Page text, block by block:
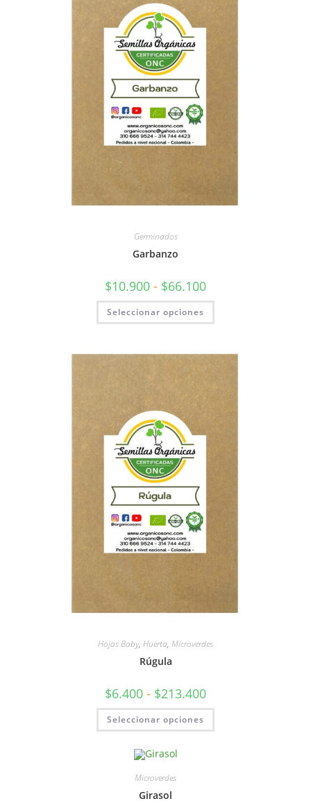
Germinados
Garbanzo
$10.900 - $66.100
Seleccionar opciones
Hojas Baby, Huerta, Microverdes
Rúgula
$6.400 - $213.400
Seleccionar opciones
Microverdes
Girasol